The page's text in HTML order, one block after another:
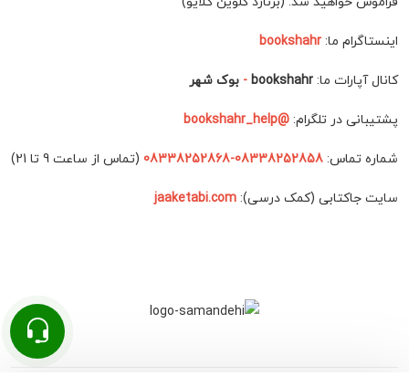
اینستاگرام ما: bookshahr
کانال آپارات ما: bookshahr
- بوک شهر
پشتیبانی در تلگرام: @bookshahr_help
شماره تماس: 08338252858-08338252868 (تماس از ساعت 9 تا 21)
سایت جاکتابی (کمک درسی): jaaketabi.com